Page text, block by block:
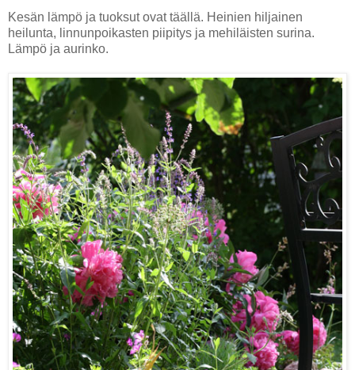
Kesän lämpö ja tuoksut ovat täällä. Heinien hiljainen
heilunta, linnunpoikasten piipitys ja mehiläisten surina.
Lämpö ja aurinko.